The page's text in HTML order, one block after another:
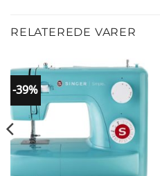
RELATEREDE VARER
-39%